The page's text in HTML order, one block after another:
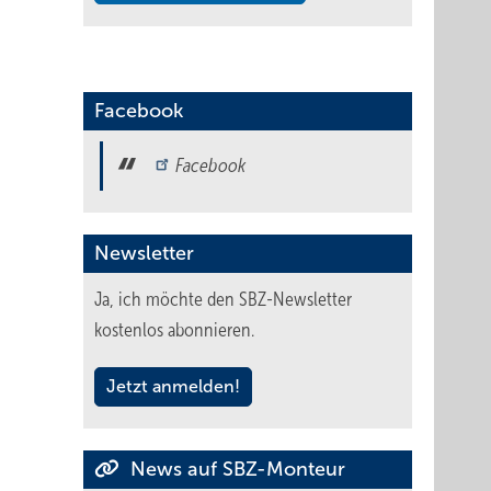
Facebook
Facebook
Newsletter
Ja, ich möchte den SBZ-Newsletter
kostenlos abonnieren.
Jetzt anmelden!
News auf SBZ-Monteur